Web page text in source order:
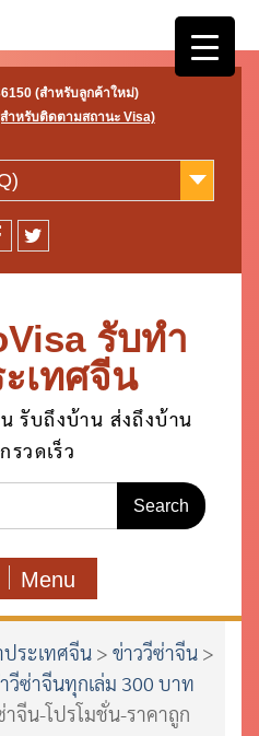
(สำหรับลูกค้าใหม่)
สำหรับติดตามสถานะ Visa)
รับทำ
เทศจีน
รับถึงบ้าน ส่งถึงบ้าน
รวดเร็ว
Menu
ประเทศจีน> ข่าววีซ่าจีน>
วีซ่าจีนทุกเล่ม 300 บาท
าจีน-โปรโมชั่น-ราคาถูก